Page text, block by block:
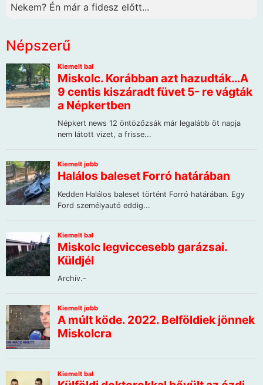
Nekem? Én már a fidesz előtt...
Népszerű